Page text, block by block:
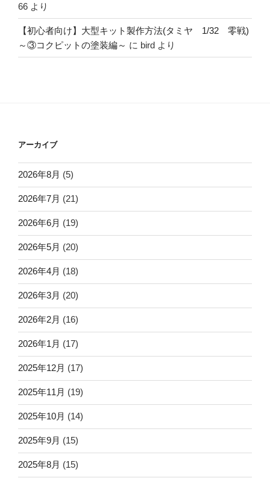
66 より
【初心者向け】大型キット製作方法(タミヤ 1/32 零戦)
～③コクピットの塗装編～ に bird より
アーカイブ
2026年8月 (5)
2026年7月 (21)
2026年6月 (19)
2026年5月 (20)
2026年4月 (18)
2026年3月 (20)
2026年2月 (16)
2026年1月 (17)
2025年12月 (17)
2025年11月 (19)
2025年10月 (14)
2025年9月 (15)
2025年8月 (15)